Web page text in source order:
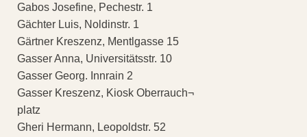
Gabos Josefine, Pechestr. 1
Gächter Luis, Noldinstr. 1
Gärtner Kreszenz, Mentlgasse 15
Gasser Anna, Universitätsstr. 10
Gasser Georg. Innrain 2
Gasser Kreszenz, Kiosk Oberrauch¬
platz
Gheri Hermann, Leopoldstr. 52